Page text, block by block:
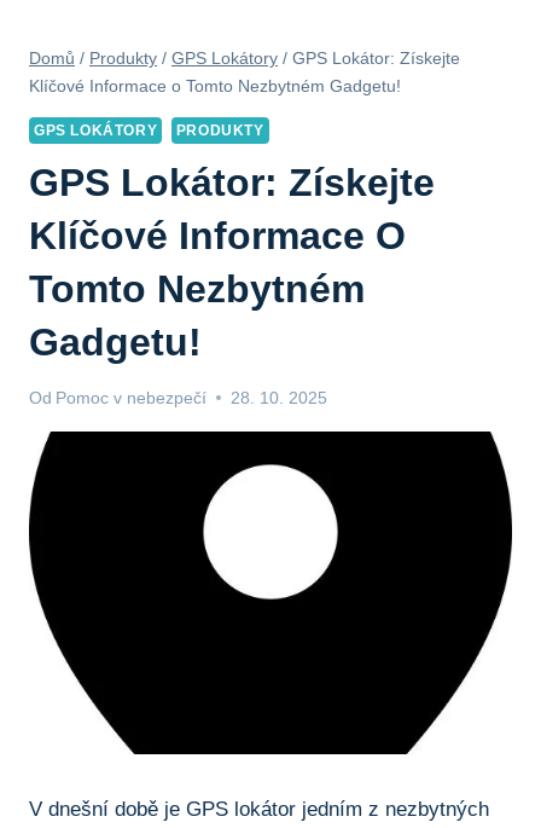
Domů / Produkty / GPS Lokátory / GPS Lokátor: Získejte
Klíčové Informace o Tomto Nezbytném Gadgetu!
GPS LOKÁTORY PRODUKTY
GPS Lokátor: Získejte
Klíčové Informace O
Tomto Nezbytném
Gadgetu!
Od Pomoc v nebezpečí 28. 10. 2025
V dnešní době je‍ GPS lokátor jedním z nezbytných ​